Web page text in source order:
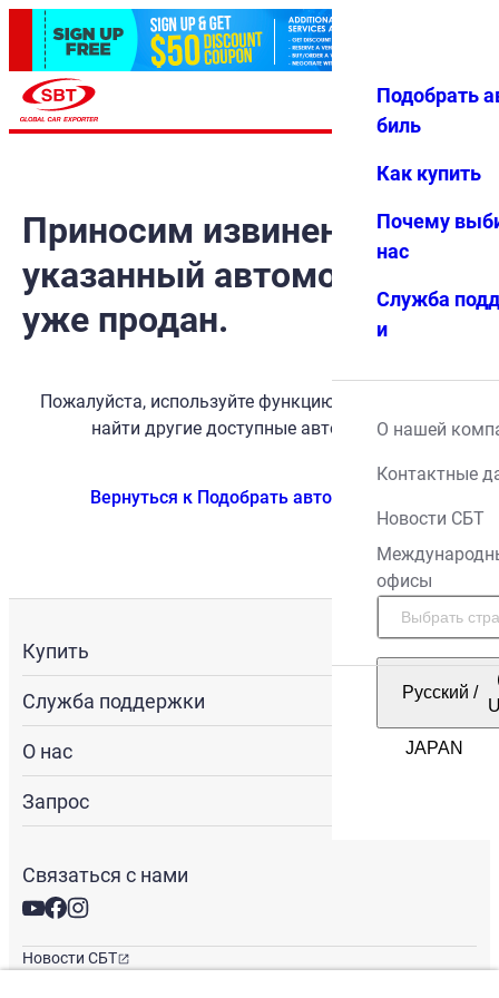
Избранн
Меню
Подобрать
биль
Как купить
Почему
нас
Служба
и
О нашей
Контактные
Новости СБТ
офисы
Русский /
Приносим извинения, но
указанный автомобиль
уже продан.
Пожалуйста, используйте функцию поиска, чтобы
найти другие доступные автомобили.
Вернуться к Подобрать автомобиль
Купить
Служба поддержки
О нас
Запрос
Связаться с нами
Новости СБТ